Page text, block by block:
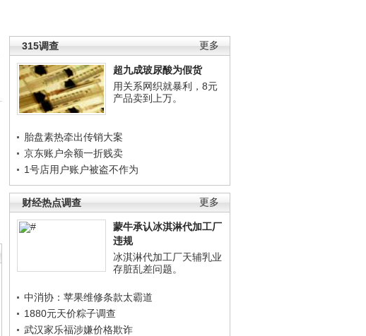
更多
315调查
超九成玻尿酸为假货
用关系网织就暴利，8元
产品卖到上万。
胎盘素热牵出传销大案
京东账户余额一折贱卖
1号店用户账户被盗不作为
更多
财经热点调查
蒙牛承认冰淇淋代加工厂
违规
冰淇淋代加工厂天辅乳业
存脏乱差问题。
中消协：苹果维修条款太霸道
1880元天价粽子调查
武汉家乐福涉嫌价格欺诈